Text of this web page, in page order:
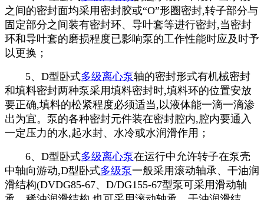
之间的密封面均采用密封胶或“O”形圈密封,转子部分与
固定部分之间装有密封环、导叶套等进行密封,当密封
环和导叶套的磨损程度已影响泵的工作性能时应及时予
以更换；
5、D型卧式多级离心泵轴的密封形式有机械密封
和填料密封两种泵采用填料密封时,填料环的位置安放
要正确,填料的松紧程度必须适当,以液体能一滴一滴渗
出为宜。泵的各种密封元件装在密封腔内,腔内要通入
一定压力的水,起水封、水冷或水润滑作用；
6、D型卧式多级离心泵在运行中允许转子在泵壳
中轴向游动,D型卧式多级泵一般采用滚动轴承、干油润
滑结构(DVDG85-67、D/DG155-67型泵可采用滑动轴